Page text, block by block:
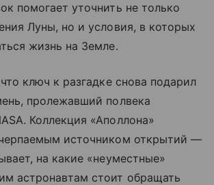
помогает уточнить не только
Луны, но и условия, в которых
жизнь на Земле.
ключ к разгадке снова подарил
пролежавший полвека
Коллекция «Аполлона»
источником открытий —
на какие «неуместные»
астронавтам стоит обращать